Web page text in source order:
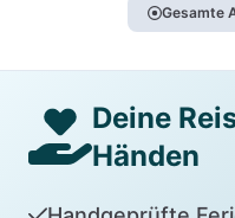
Gesamte
Deine
Händen